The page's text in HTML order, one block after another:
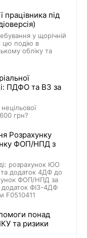
працівника під
у щорічній
цю подію в
обліку та
ПДФО та ВЗ за
грн?
Розрахунку
ФОП/НПД з
розрахунок ЮО
та додаток 4ДФ до
ФОП/НПД за
додаток ФІЗ-4ДФ
F0510411
понад
та ризики